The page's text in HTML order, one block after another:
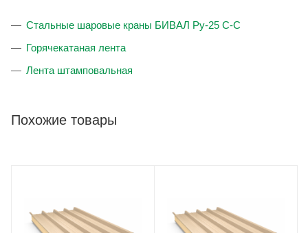
Стальные шаровые краны БИВАЛ Ру-25 С-С
Горячекатаная лента
Лента штамповальная
Похожие товары